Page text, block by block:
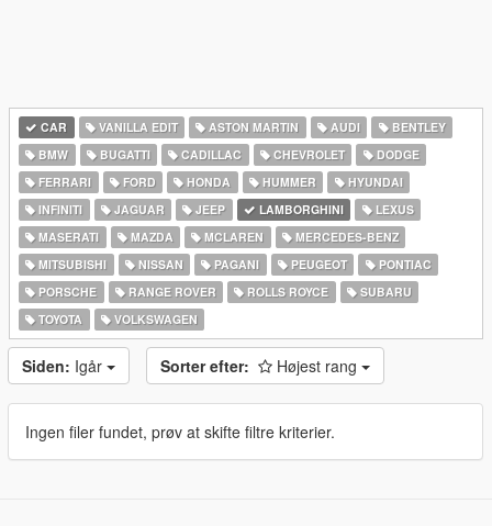
CAR VANILLA EDIT ASTON MARTIN AUDI
BENTLEY
BMW
BUGATTI CADILLAC CHEVROLET
DODGE
FERRARI
FORD HONDA HUMMER
HYUNDAI
INFINITI
JAGUAR JEEP LAMBORGHINI
LEXUS
MASERATI
MAZDA MCLAREN
MERCEDES-BENZ
MITSUBISHI
NISSAN PAGANI PEUGEOT
PONTIAC
PORSCHE
RANGE ROVER ROLLS ROYCE
SUBARU
TOYOTA
VOLKSWAGEN
Siden: Igår Sorter efter: Højest rang
Ingen filer fundet, prøv at skifte filtre kriterier.